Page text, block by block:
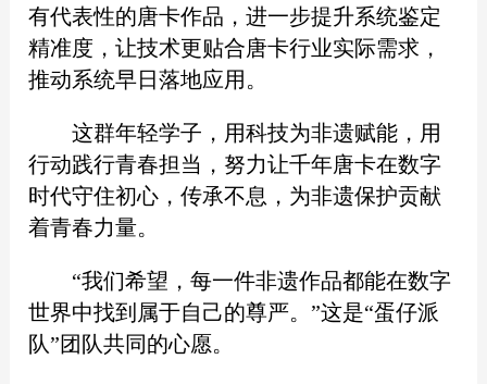
有代表性的唐卡作品，进一步提升系统鉴定
精准度，让技术更贴合唐卡行业实际需求，
推动系统早日落地应用。
这群年轻学子，用科技为非遗赋能，用
行动践行青春担当，努力让千年唐卡在数字
时代守住初心，传承不息，为非遗保护贡献
着青春力量。
“我们希望，每一件非遗作品都能在数字
世界中找到属于自己的尊严。”这是“蛋仔派
队”团队共同的心愿。